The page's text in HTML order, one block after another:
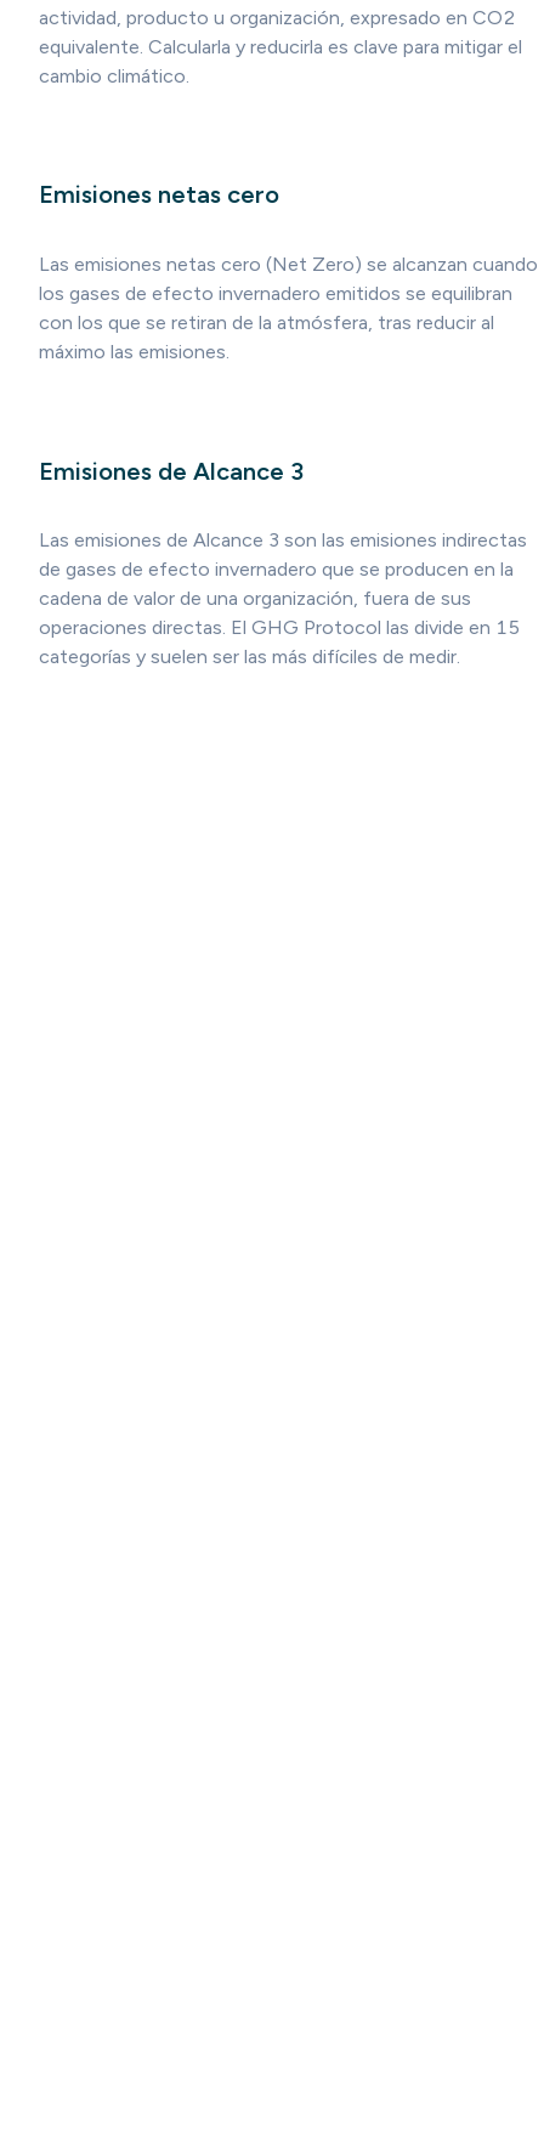
actividad, producto u organización, expresado en CO2
equivalente. Calcularla y reducirla es clave para mitigar el
cambio climático.
Emisiones netas cero
Las emisiones netas cero (Net Zero) se alcanzan cuando
los gases de efecto invernadero emitidos se equilibran
con los que se retiran de la atmósfera, tras reducir al
máximo las emisiones.
Emisiones de Alcance 3
Las emisiones de Alcance 3 son las emisiones indirectas
de gases de efecto invernadero que se producen en la
cadena de valor de una organización, fuera de sus
operaciones directas. El GHG Protocol las divide en 15
categorías y suelen ser las más difíciles de medir.